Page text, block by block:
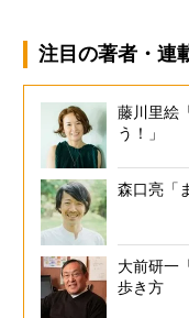
注目の著者・連
藤川里絵
う！」
森口亮「
大前研一
歩き方